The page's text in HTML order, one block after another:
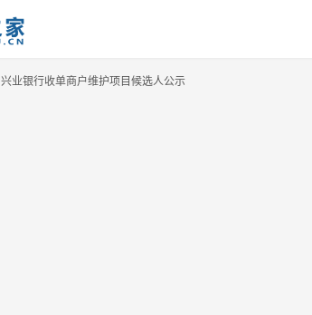
兴业银行收单商户维护项目候选人公示